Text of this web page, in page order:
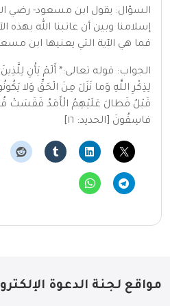
السؤال: يقول ابن مسعود- رضي
إسلامنا وبين أن عاتبنا الله بهذه
فما هي الآية التي يعنيها ابن
الجواب: قوله تعالى:* أَلَمْ يَأْنِ
لِذِكْرِ اللَّهِ وَما نَزَلَ مِنَ الْحَقِّ وَلا
قَبْلُ فَطالَ عَلَيْهِمُ الْأَمَدُ فَقَسَتْ
فاسِقُونَ [الحديد: ١٦]
مواقع لجنة الدعوة